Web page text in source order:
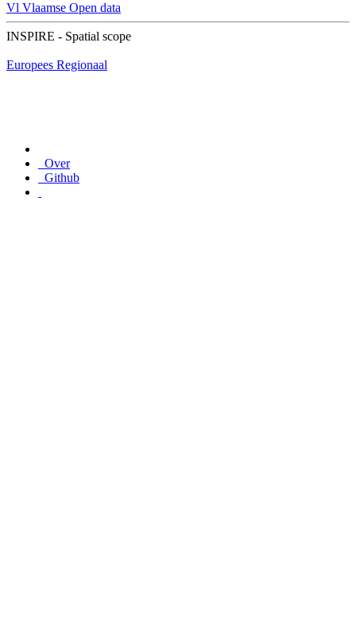
Vl Vlaamse Open data
INSPIRE - Spatial scope
Europees Regionaal
Over
Github